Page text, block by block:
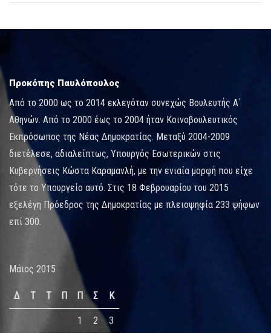
Προκόπης Παυλόπουλος
Από το 2000 ως το 2014 εκλεγόταν συνεχώς Βουλευτής Α΄
Αθηνών. Από το 2000 έως το 2004 ήταν Κοινοβουλευτικός
Εκπρόσωπος της Νέας Δημοκρατίας. Μεταξύ 2004-2009
διετέλεσε, αδιαλείπτως, Υπουργός Εσωτερικών στις
Κυβερνήσεις Κώστα Καραμανλή, με την ενιαία μορφή που είχε
τότε το Υπουργείο αυτό. Στις 18 Φεβρουαρίου του 2015
εξελέγη Πρόεδρος της Δημοκρατίας με πλειοψηφία 233 ψήφων
επί 300.
Μάιος 2015
Δ Τ Τ Π Π Σ Κ
1 2 3